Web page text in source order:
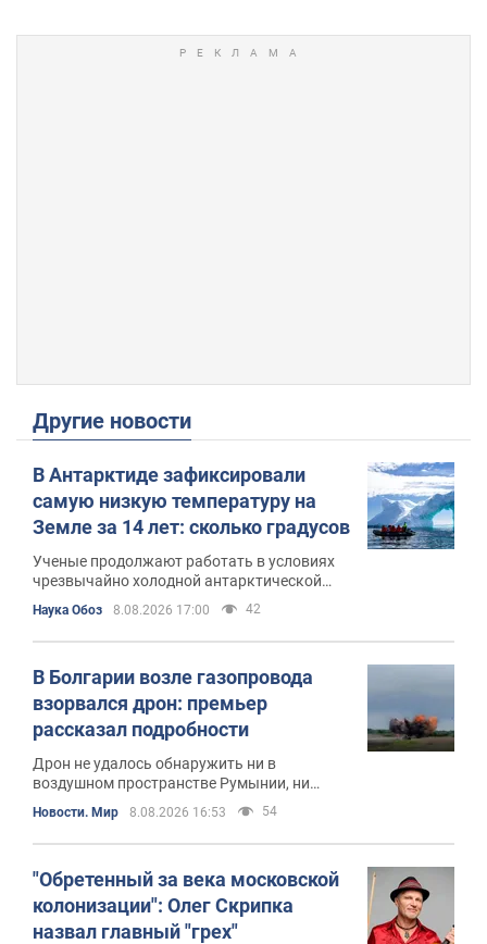
Другие новости
В Антарктиде зафиксировали
самую низкую температуру на
Земле за 14 лет: сколько градусов
Ученые продолжают работать в условиях
чрезвычайно холодной антарктической
Наука Обоз 8.08.2026 17:00 42
В Болгарии возле газопровода
взорвался дрон: премьер
рассказал подробности
Дрон не удалось обнаружить ни в
воздушном пространстве Румынии, ни
Новости. Мир 8.08.2026 16:53 54
"Обретенный за века московской
колонизации": Олег Скрипка
назвал главный "грех"